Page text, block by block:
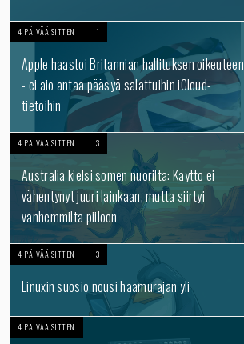
4 PÄIVÄÄ SITTEN 1
Apple haastoi Britannian hallituksen oikeuteen
- ei aio antaa pääsyä salattuihin iCloud-
tietoihin
4 PÄIVÄÄ SITTEN 3
Australia kielsi somen nuorilta: Käyttö ei
vähentynyt juuri lainkaan, mutta siirtyi
vanhemmilta piiloon
4 PÄIVÄÄ SITTEN 3
Linuxin suosio nousi haamurajan yli
4 PÄIVÄÄ SITTEN